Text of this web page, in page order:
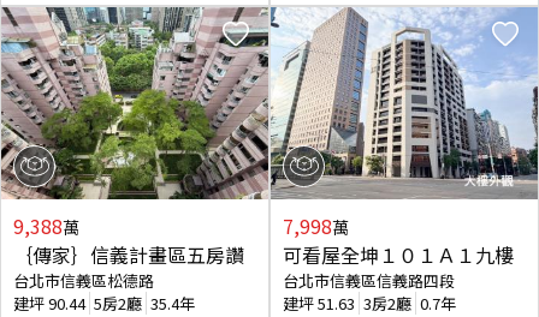
9,388萬
｛傳家｝信義計畫區五房讚
台北市信義區松德路
建坪90.44 5房2廳 35.4年
7,998萬
可看屋全坤１０１Ａ１九樓
台北市信義區信義路四段
建坪51.63 3房2廳 0.7年